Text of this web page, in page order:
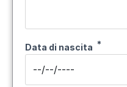
Data di nascita